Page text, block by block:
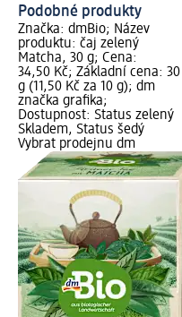
Podobné produkty
Značka: dmBio; Název
produktu: čaj zelený
Matcha, 30 g; Cena:
34,50 Kč; Základní cena: 30
g (11,50 Kč za 10 g); dm
značka grafika;
Dostupnost: Status zelený
Skladem, Status šedý
Vybrat prodejnu dm